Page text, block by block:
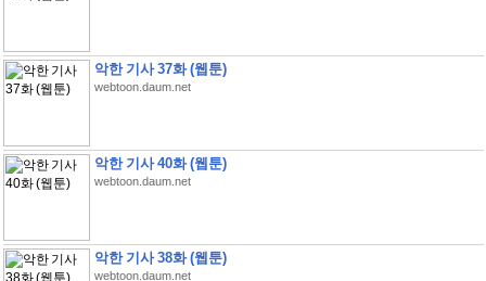
악한 기사 37화 (웹툰)
webtoon.daum.net
악한 기사 40화 (웹툰)
webtoon.daum.net
악한 기사 38화 (웹툰)
webtoon.daum.net